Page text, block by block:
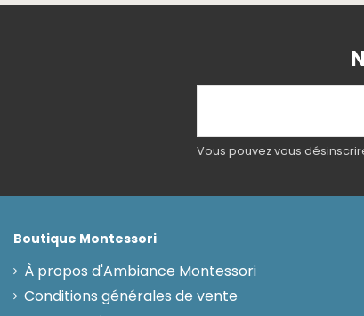
Vous pouvez vous
Boutique Montessori
À propos d'Ambiance Montessori
Conditions générales de vente